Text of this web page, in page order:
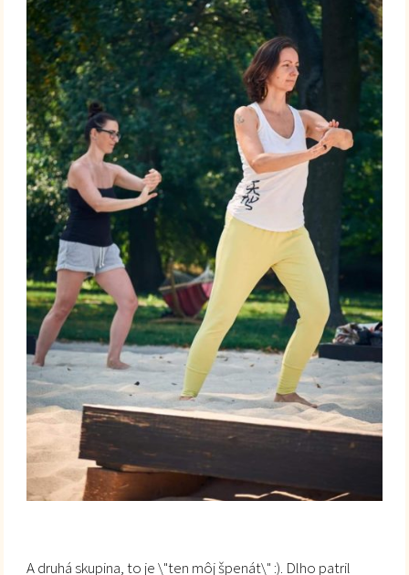
A druhá skupina, to je \"ten môj špenát\" :). Dlho patril